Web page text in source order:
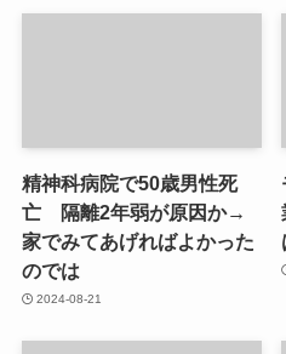
精神科病院で50歳男性死
亡 隔離2年弱が原因か→
家でみてあげればよかった
のでは
2024-08-21